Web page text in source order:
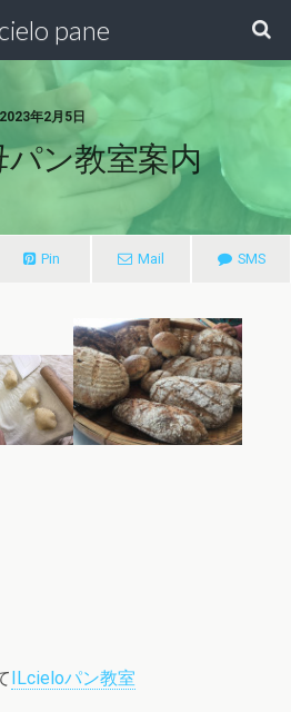
pane
2023年2月5日
パン教室案内
Pin Mail SMS
ILcieloパン教室